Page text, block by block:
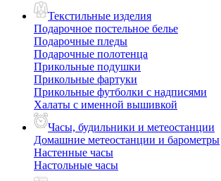
Текстильные изделия
Подарочное постельное белье
Подарочные пледы
Подарочные полотенца
Прикольные подушки
Прикольные фартуки
Прикольные футболки с надписями
Халаты с именной вышивкой
Часы, будильники и метеостанции
Домашние метеостанции и барометры
Настенные часы
Настольные часы